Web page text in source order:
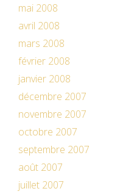
mai 2008
avril 2008
mars 2008
février 2008
janvier 2008
décembre 2007
novembre 2007
octobre 2007
septembre 2007
août 2007
juillet 2007